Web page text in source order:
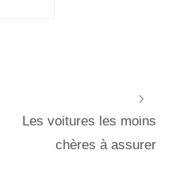
Les voitures les moins
chères à assurer